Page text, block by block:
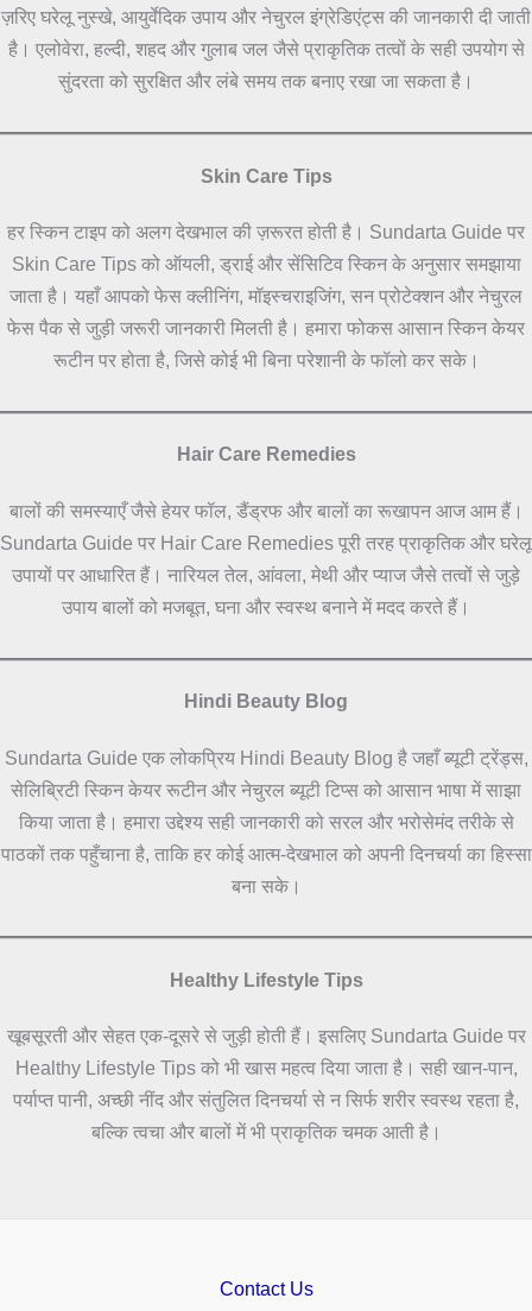
ज़रिए घरेलू नुस्खे, आयुर्वेदिक उपाय और नेचुरल इंग्रेडिएंट्स की जानकारी दी जाती
है। एलोवेरा, हल्दी, शहद और गुलाब जल जैसे प्राकृतिक तत्वों के सही उपयोग से
सुंदरता को सुरक्षित और लंबे समय तक बनाए रखा जा सकता है।
Skin Care Tips
हर स्किन टाइप को अलग देखभाल की ज़रूरत होती है। Sundarta Guide पर
Skin Care Tips को ऑयली, ड्राई और सेंसिटिव स्किन के अनुसार समझाया
जाता है। यहाँ आपको फेस क्लीनिंग, मॉइस्चराइजिंग, सन प्रोटेक्शन और नेचुरल
फेस पैक से जुड़ी जरूरी जानकारी मिलती है। हमारा फोकस आसान स्किन केयर
रूटीन पर होता है, जिसे कोई भी बिना परेशानी के फॉलो कर सके।
Hair Care Remedies
बालों की समस्याएँ जैसे हेयर फॉल, डैंड्रफ और बालों का रूखापन आज आम हैं।
Sundarta Guide पर Hair Care Remedies पूरी तरह प्राकृतिक और घरेलू
उपायों पर आधारित हैं। नारियल तेल, आंवला, मेथी और प्याज जैसे तत्वों से जुड़े
उपाय बालों को मजबूत, घना और स्वस्थ बनाने में मदद करते हैं।
Hindi Beauty Blog
Sundarta Guide एक लोकप्रिय Hindi Beauty Blog है जहाँ ब्यूटी ट्रेंड्स,
सेलिब्रिटी स्किन केयर रूटीन और नेचुरल ब्यूटी टिप्स को आसान भाषा में साझा
किया जाता है। हमारा उद्देश्य सही जानकारी को सरल और भरोसेमंद तरीके से
पाठकों तक पहुँचाना है, ताकि हर कोई आत्म-देखभाल को अपनी दिनचर्या का हिस्सा
बना सके।
Healthy Lifestyle Tips
खूबसूरती और सेहत एक-दूसरे से जुड़ी होती हैं। इसलिए Sundarta Guide पर
Healthy Lifestyle Tips को भी खास महत्व दिया जाता है। सही खान-पान,
पर्याप्त पानी, अच्छी नींद और संतुलित दिनचर्या से न सिर्फ शरीर स्वस्थ रहता है,
बल्कि त्वचा और बालों में भी प्राकृतिक चमक आती है।
Contact Us